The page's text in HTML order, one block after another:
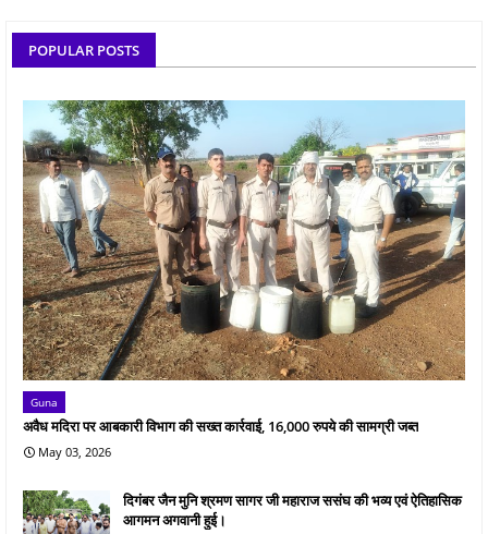
POPULAR POSTS
Guna
अवैध मदिरा पर आबकारी विभाग की सख्त कार्रवाई, 16,000 रुपये की सामग्री जब्त
May 03, 2026
दिगंबर जैन मुनि श्रमण सागर जी महाराज ससंघ की भव्य एवं ऐतिहासिक
आगमन अगवानी हुई।